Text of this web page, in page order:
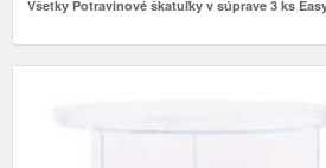
Všetky Potravinové škatuľky v súprave 3 ks